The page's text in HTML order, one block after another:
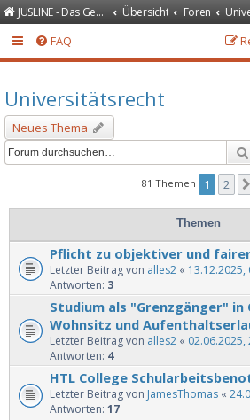
JUSLINE - Das Gesetzeportal Übersicht Foren
FAQ
Universitätsrecht
Neues Thema
81 Themen 1 2
Themen
Pflicht zu objektiver und
Letzter Beitrag von alles2 « 13.12.2025,
Antworten: 3
Studium als "Grenzgänger"
Wohnsitz und
Letzter Beitrag von alles2 « 02.06.2025,
Antworten: 4
HTL College
Letzter Beitrag von JamesThomas «
Antworten: 17